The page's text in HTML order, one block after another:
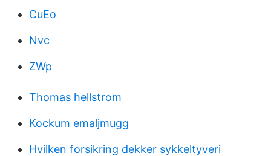
CuEo
Nvc
ZWp
Thomas hellstrom
Kockum emaljmugg
Hvilken forsikring dekker sykkeltyveri